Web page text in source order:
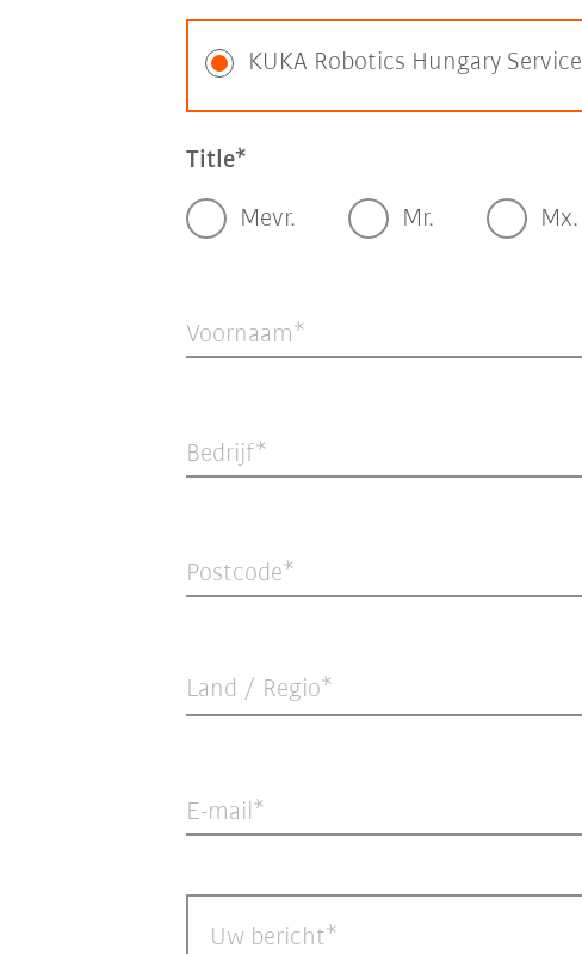
KUKA Robotics Hungary Service
Title
Mevr. Mr. Mx.
Voornaam
Bedrijf
Postcode
Land / Regio*
E-mail
Uw bericht